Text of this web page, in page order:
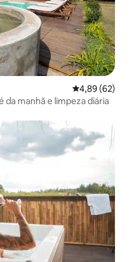
4,89 de uma
4,89 (62)
da manhã e limpeza diária